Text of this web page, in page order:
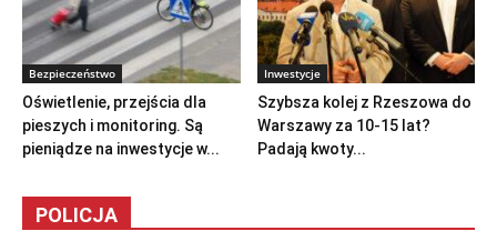
Bezpieczeństwo
Oświetlenie, przejścia dla
pieszych i monitoring. Są
pieniądze na inwestycje w...
Inwestycje
Szybsza kolej z Rzeszowa do
Warszawy za 10-15 lat?
Padają kwoty...
POLICJA